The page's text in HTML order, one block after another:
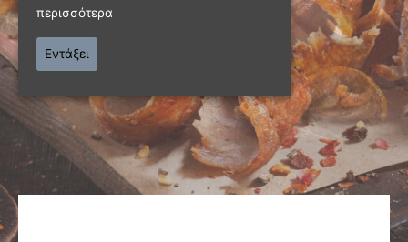
Γνωρίστε μας
περισσότερα
Εντάξει